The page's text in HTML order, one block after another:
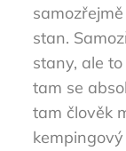
stan.
stany, ale
tam se
tam člověk